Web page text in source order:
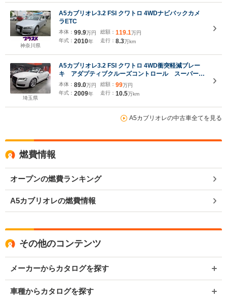
神奈川県
A5カブリオレ3.2 FSI クワトロ 4WDナビバックカメ
ラETC
本体： 99.9万円
年式： 2010年
総額： 119.1万円
走行： 8.3万km
埼玉県
A5カブリオレ3.2 FSI クワトロ 4WD衝突軽減ブレー
キ アダプティブクルーズコントロール スーパース
プリントマフラー 社外グリル A7純正19インチ
トランクスポイラー アウディドライブセレクト イ
ンディビジュアル ブラインドスポット
本体： 89.0万円
年式： 2009年
総額： 99万円
走行： 10.5万km
A5カブリオレの中古車全てを見る
燃費情報
オープンの燃費ランキング
A5カブリオレの燃費情報
その他のコンテンツ
メーカーからカタログを探す
車種からカタログを探す